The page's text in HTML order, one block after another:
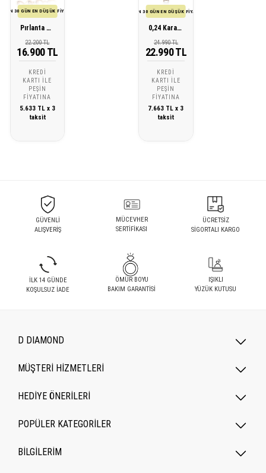
SON 30 GÜN EN DÜŞÜK FİYATI
Pırlanta Altın Love Kolye
22.200 TL
16.900 TL
KREDI
KARTI ILE
PEŞIN
FIYATINA
5.633 TL x 3
taksit
SON 30 GÜN EN DÜŞÜK FİYATI
0,24 Karat Tasarım Pırlanta Kolye
24.990 TL
22.990 TL
KREDI
KARTI ILE
PEŞIN
FIYATINA
7.663 TL x 3
taksit
GÜVENLİ
ALIŞVERİŞ
MÜCEVHER
SERTİFİKASI
ÜCRETSİZ
SİGORTALI KARGO
İLK 14 GÜNDE
KOŞULSUZ İADE
ÖMÜR BOYU
BAKIM GARANTİSİ
IŞIKLI
YÜZÜK KUTUSU
D DIAMOND
MÜŞTERİ HİZMETLERİ
HEDİYE ÖNERİLERİ
POPÜLER KATEGORILER
BİLGİLERİM